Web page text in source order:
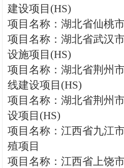
建设项目(HS)
项目名称：湖北省仙桃
项目名称：湖北省武汉
设施项目(HS)
项目名称：湖北省荆州
线建设项目(HS)
项目名称：湖北省荆州
设项目(HS)
项目名称：江西省九江
殖项目
项目名称：江西省上饶